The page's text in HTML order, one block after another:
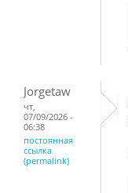
Jorgetaw
чт,
07/09/2026 -
06:38
постоянная
ссылка
(permalink)